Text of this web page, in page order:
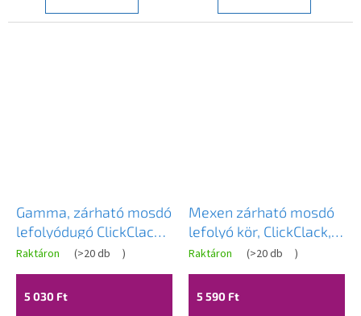
Gamma, zárható mosdó
lefolyódugó ClickClack
típus, túlfolyó nélkül,
matt arany, GMA-DBP-
BGD
Raktáron (>20 db )
5 030 Ft
Mexen zárható mosdó
lefolyó kör, ClickClack,
nagy dugó, túlfolyóval,
Arany, 79920-50
A
termék
értékelése
Raktáron (>20 db )
5 590 Ft